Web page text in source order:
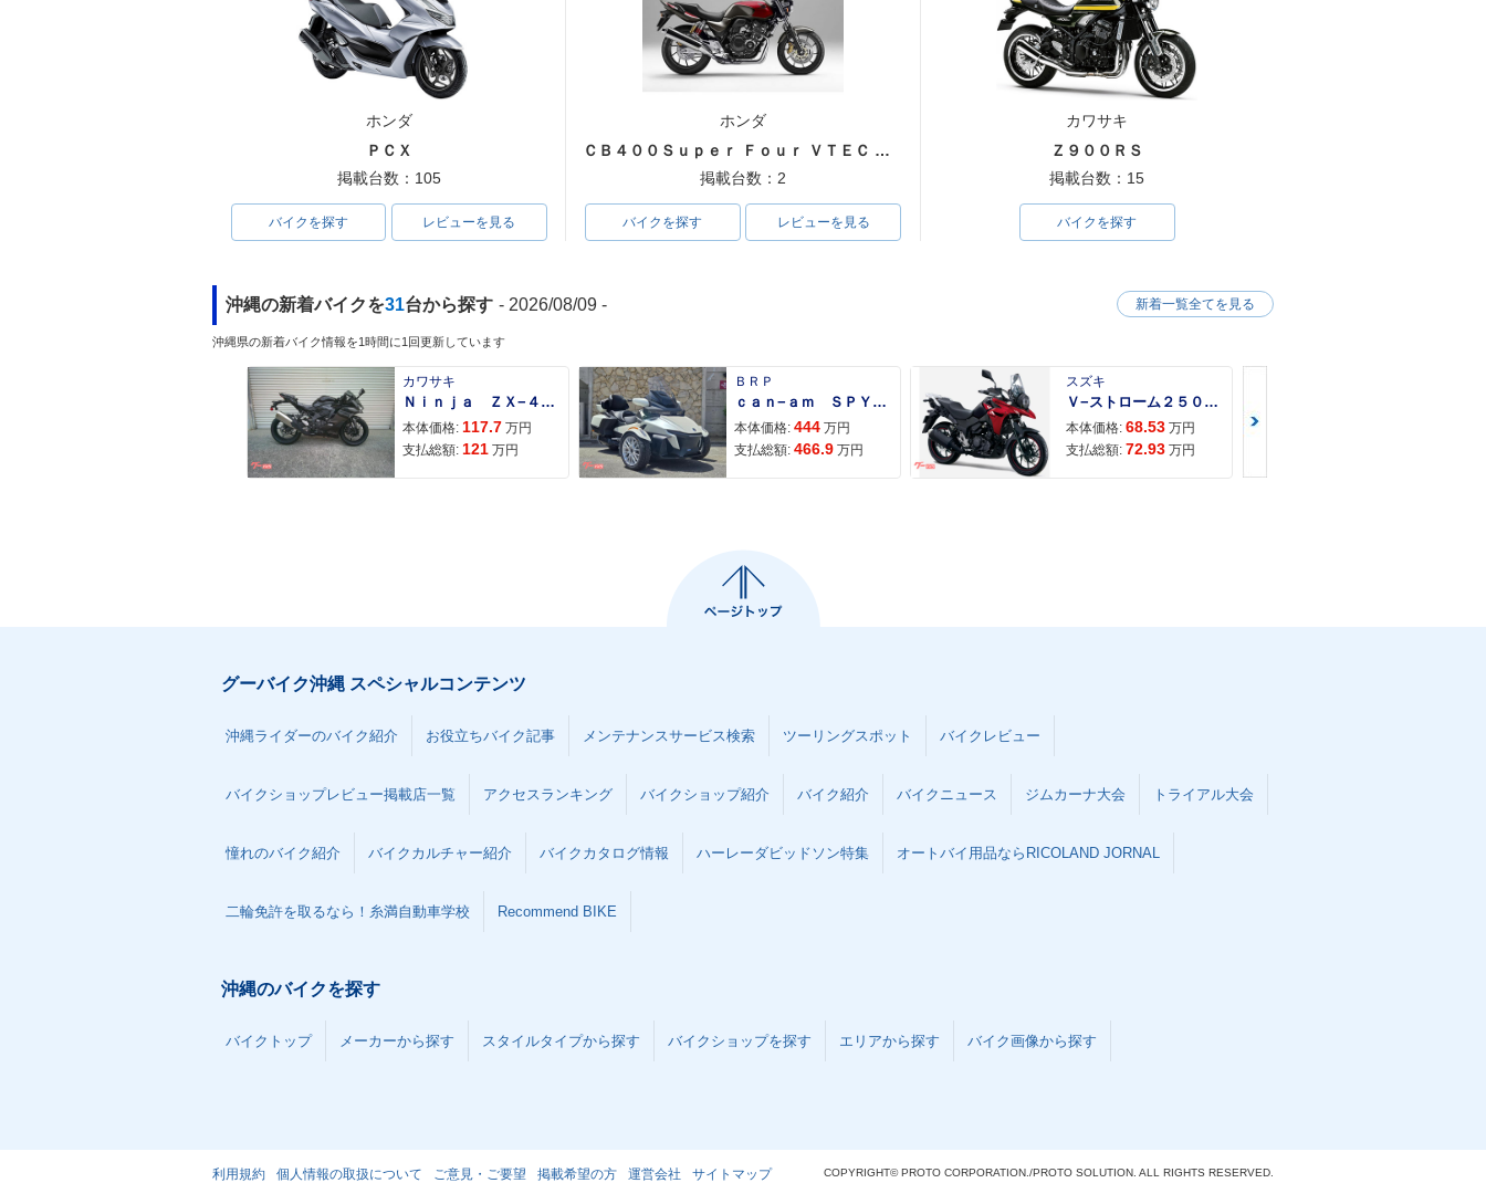
ホンダ
ＰＣＸ
掲載台数：105
バイクを探す レビューを見る
ホンダ
ＣＢ４００Ｓｕｐｅｒ Ｆｏｕｒ ＶＴＥＣ ＳＰＥＣ３
掲載台数：2
バイクを探す レビューを見る
カワサキ
Ｚ９００ＲＳ
掲載台数：15
バイクを探す
沖縄の新着バイクを31台から探す - 2026/08/09 -
沖縄県の新着バイク情報を1時間に1回更新しています
カワサキ
Ｎｉｎｊａ ＺＸ−４Ｒ ＳＥ
本体価格: 117.7 万円
支払総額: 121 万円
ＢＲＰ
ｃａｎ−ａｍ ＳＰＹＤＥＲ ＲＴ ＬＩＭＩＴＥＤ
本体価格: 444 万円
支払総額: 466.9 万円
スズキ
Ｖ−ストローム２５０ ２６年モデル 水冷２気筒エンジン ＬＥＤヘッドライト標準装備
本体価格: 68.53 万円
支払総額: 72.93 万円
新着一覧全てを見る
グーバイク沖縄 スペシャルコンテンツ
沖縄ライダーのバイク紹介 お役立ちバイク記事 メンテナンスサービス検索 ツーリングスポット バイクレビュー
バイクショップレビュー掲載店一覧 アクセスランキング バイクショップ紹介 バイク紹介 バイクニュース ジムカーナ大会 トライアル大会
憧れのバイク紹介 バイクカルチャー紹介 バイクカタログ情報 ハーレーダビッドソン特集 オートバイ用品ならRICOLAND JORNAL
二輪免許を取るなら！糸満自動車学校 Recommend BIKE
沖縄のバイクを探す
バイクトップ メーカーから探す スタイルタイプから探す バイクショップを探す エリアから探す バイク画像から探す
利用規約 個人情報の取扱について ご意見・ご要望 掲載希望の方 運営会社 サイトマップ COPYRIGHT© PROTO CORPORATION./PROTO SOLUTION. ALL RIGHTS RESERVED.